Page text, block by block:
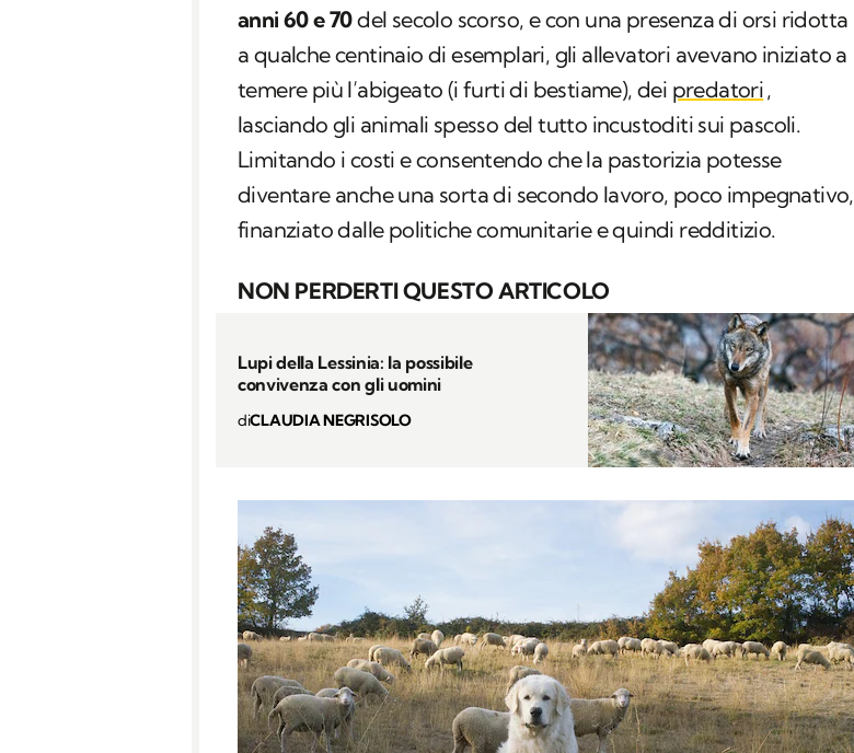
anni 60 e 70del secolo scorso, e con una presenza di orsi ridotta
a qualche centinaio di esemplari, gli allevatori avevano iniziato a
temere più l’abigeato (i furti di bestiame), dei predatori,
lasciando gli animali spesso del tutto incustoditi sui pascoli.
Limitando i costi e consentendo che la pastorizia potesse
diventare anche una sorta di secondo lavoro, poco impegnativo,
finanziato dalle politiche comunitarie e quindi redditizio.
NON PERDERTI QUESTO ARTICOLO
Lupi della Lessinia: la possibile
convivenza con gli uomini
diCLAUDIA NEGRISOLO